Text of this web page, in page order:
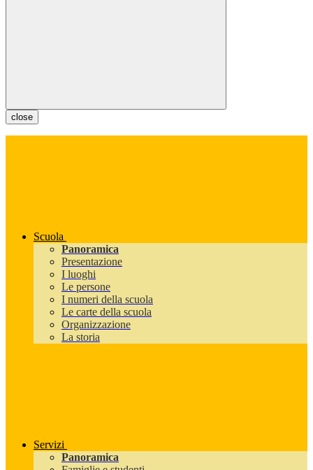
close
Scuola
Panoramica
Presentazione
I luoghi
Le persone
I numeri della scuola
Le carte della scuola
Organizzazione
La storia
Servizi
Panoramica